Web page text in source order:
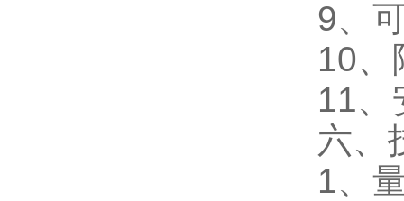
9、
10、
11、
六、
1、